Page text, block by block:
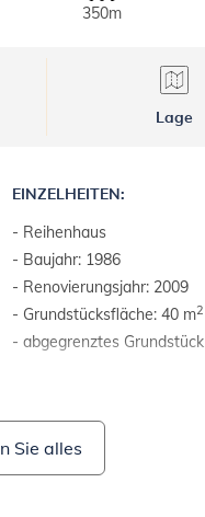
350m
Lage
EINZELHEITEN:
- Reihenhaus
- Baujahr: 1986
- Renovierungsjahr: 2009
- Grundstücksfläche: 40 m2
- abgegrenztes Grundstück
- Gartenmöbel
Sie alles